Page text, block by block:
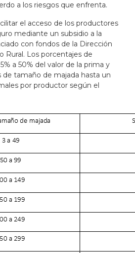
a los riesgos que enfrenta.
el acceso de los productores
mediante un subsidio a la
con fondos de la Dirección
Rural. Los porcentajes de
a 50% del valor de la prima y
de tamaño de majada hasta un
por productor según el